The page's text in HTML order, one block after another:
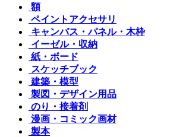
額
ペイントアクセサリ
キャンバス・パネル・木枠
イーゼル・収納
紙・ボード
スケッチブック
建築・模型
製図・デザイン用品
のり・接着剤
漫画・コミック画材
製本